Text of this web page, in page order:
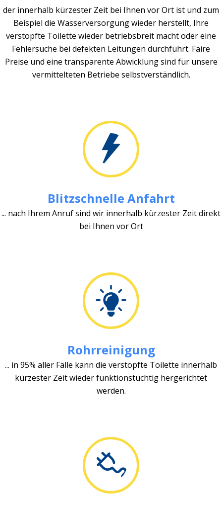
der innerhalb kürzester Zeit bei Ihnen vor Ort ist und zum
Beispiel die Wasserversorgung wieder herstellt, Ihre
verstopfte Toilette wieder betriebsbreit macht oder eine
Fehlersuche bei defekten Leitungen durchführt. Faire
Preise und eine transparente Abwicklung sind für unsere
vermittelteten Betriebe selbstverständlich.
Blitzschnelle Anfahrt
... nach Ihrem Anruf sind wir innerhalb kürzester Zeit direkt
bei Ihnen vor Ort
Rohrreinigung
... in 95% aller Fälle kann die verstopfte Toilette innerhalb
kürzester Zeit wieder funktionstüchtig hergerichtet
werden.